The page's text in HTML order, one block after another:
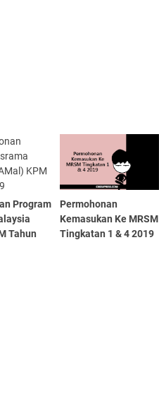
Program
Tahun
Permohonan
Kemasukan Ke MRSM
Tingkatan 1 & 4 2019